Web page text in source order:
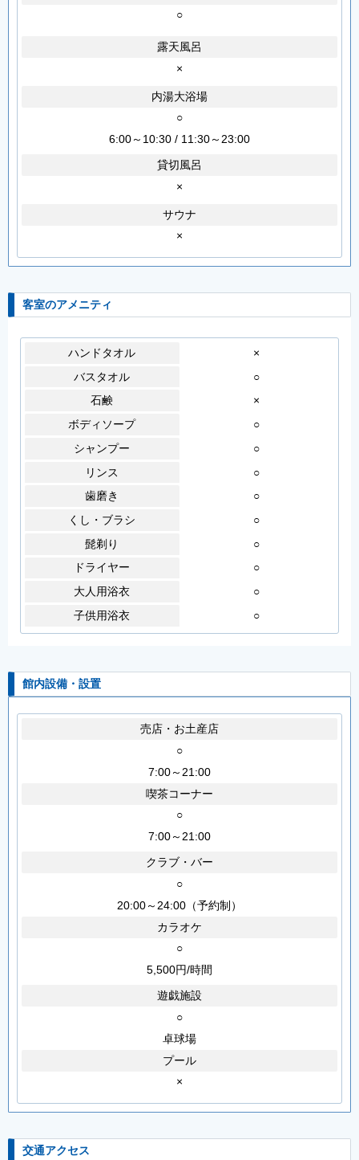
○
露天風呂
×
内湯大浴場
○
6:00～10:30 / 11:30～23:00
貸切風呂
×
サウナ
×
客室のアメニティ
ハンドタオル
×
バスタオル
○
石鹸
×
ボディソープ
○
シャンプー
○
リンス
○
歯磨き
○
くし・ブラシ
○
髭剃り
○
ドライヤー
○
大人用浴衣
○
子供用浴衣
○
館内設備・設置
売店・お土産店
○
7:00～21:00
喫茶コーナー
○
7:00～21:00
クラブ・バー
○
20:00～24:00（予約制）
カラオケ
○
5,500円/時間
遊戯施設
○
卓球場
プール
×
交通アクセス